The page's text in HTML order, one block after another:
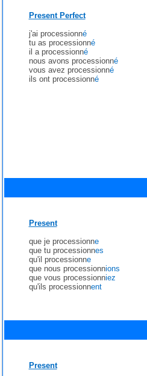
Present Perfect
j'ai processionné
tu as processionné
il a processionné
nous avons processionné
vous avez processionné
ils ont processionné
Present
que je processionne
que tu processionnes
qu'il processionne
que nous processionnions
que vous processionniez
qu'ils processionnent
Present